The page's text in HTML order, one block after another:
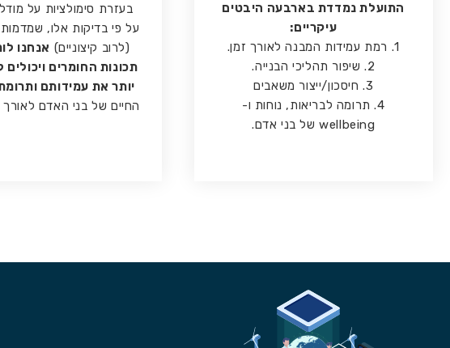
התועלת נמדדת בארבעה היבטים
עיקריים:
1. רמת עמידות המבנה לאורך זמן.
2. שיפור תהליכי הבנייה.
3. חיסכון/ייצור משאבים
4. תרומה לבריאות, נוחות ו-
wellbeing של בני אדם.
בעזרת סימולציות על
על פי בדיקות אלו,
(לרוב קיצוניים) אנחנו
תכונות החומרים ויכולים
יותר את עמידותם
החיים של בני האדם לאורך